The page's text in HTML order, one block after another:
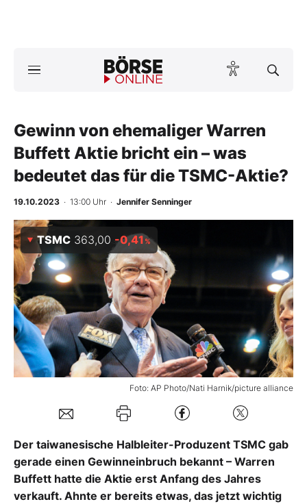
ktuelle Ausgabe BÖRSE ONLINE lesen
News
Anlageprodukte
Finanz-Check
Abo & Shop
BO-Musterdepots
Experten
Mein B:O
Mein Konto
Kontakt
Gewinn von ehemaliger Warren
Buffett Aktie bricht ein – was
bedeutet das für die TSMC-Aktie?
19.10.2023 · 13:00 Uhr · Jennifer Senninger
Foto: AP Photo/Nati Harnik/picture alliance
TSMC 363,00 -0,41 %
Der taiwanesische Halbleiter-Produzent TSMC gab
gerade einen Gewinneinbruch bekannt – Warren
Buffett hatte die Aktie erst Anfang des Jahres
verkauft. Ahnte er bereits etwas, das jetzt wichtig